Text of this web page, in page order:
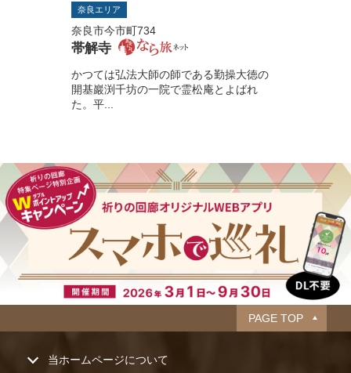
奈良エリア
奈良市今市町734
帯解寺
かつては弘法大師の師である勤操大徳の
開基巖渕千坊の一院で霊松庵とよばれ
た。平...
PAGE TOP
当ホームページについて